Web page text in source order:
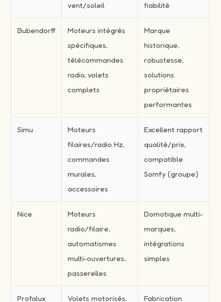
vent/soleil
fiabilité
Bubendorff
Moteurs intégrés
spécifiques,
télécommandes
radio, volets
complets
Marque
historique,
robustesse,
solutions
propriétaires
performantes
Simu
Moteurs
filaires/radio Hz,
commandes
murales,
accessoires
Excellent rapport
qualité/prix,
compatible
Somfy (groupe)
Nice
Moteurs
radio/filaire,
automatismes
multi-ouvertures,
passerelles
Domotique multi-
marques,
intégrations
simples
Profalux Volets motorisés, Fabrication